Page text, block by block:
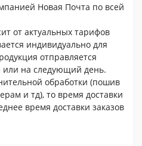
Новая Почта по всей
от актуальных тарифов
индивидуально для
отправляется
или на следующий день.
обработки (пошив
и тд), то время доставки
время доставки заказов